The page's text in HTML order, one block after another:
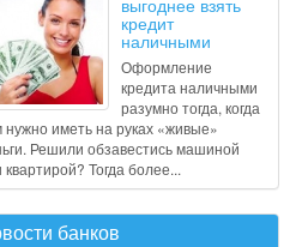
выгоднее взять
кредит
наличными
Оформление
кредита наличными
разумно тогда, когда
нужно иметь на руках «живые»
Решили обзавестись машиной
квартирой? Тогда более...
банков